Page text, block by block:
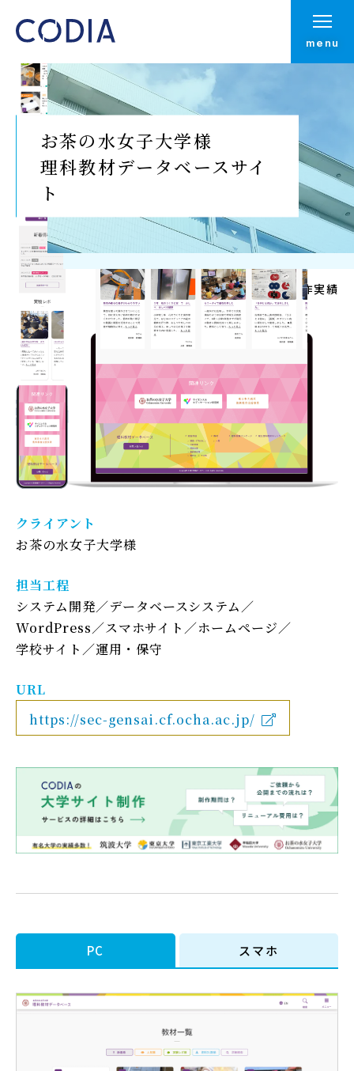
menu
お茶の水女子大学様
理科教材データベースサイ
ト
Top 制作実績 制作実績
クライアント
お茶の水女子大学様
担当工程
システム開発
データベースシステム
WordPress
スマホサイト
ホームページ
学校サイト
運用・保守
URL
https://sec-gensai.cf.ocha.ac.jp/
PC スマホ